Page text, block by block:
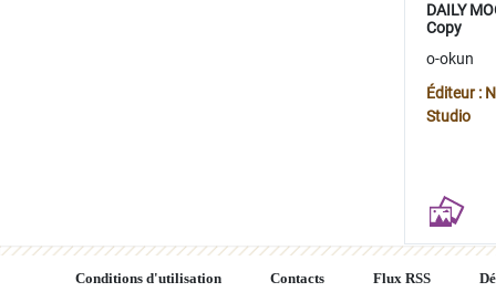
DAILY
Copy
o-okun
Éditeur :
Studio
Conditions d'utilisation Contacts Flux RSS